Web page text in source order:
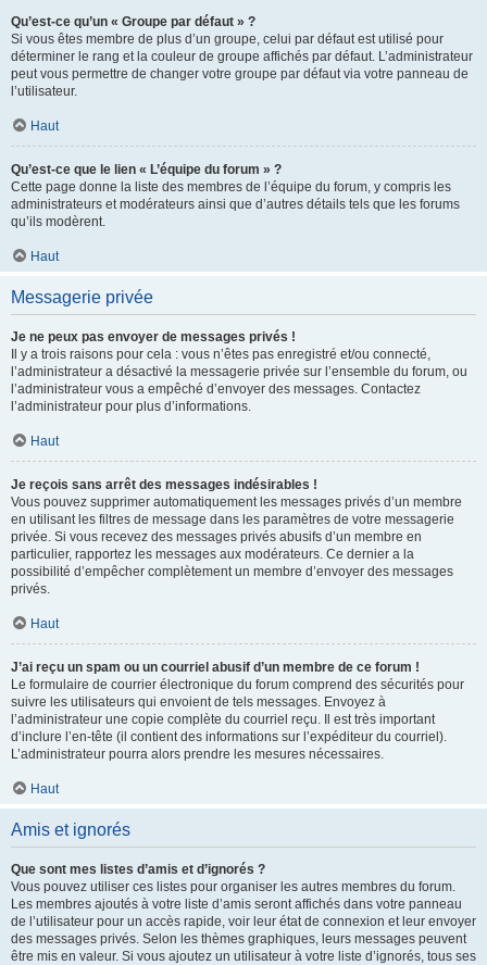
Qu’est-ce qu’un « Groupe par défaut » ?
Si vous êtes membre de plus d’un groupe, celui par défaut est utilisé pour
déterminer le rang et la couleur de groupe affichés par défaut. L’administrateur
peut vous permettre de changer votre groupe par défaut via votre panneau de
l’utilisateur.
Haut
Qu’est-ce que le lien « L’équipe du forum » ?
Cette page donne la liste des membres de l’équipe du forum, y compris les
administrateurs et modérateurs ainsi que d’autres détails tels que les forums
qu’ils modèrent.
Haut
Messagerie privée
Je ne peux pas envoyer de messages privés !
Il y a trois raisons pour cela : vous n’êtes pas enregistré et/ou connecté,
l’administrateur a désactivé la messagerie privée sur l’ensemble du forum, ou
l’administrateur vous a empêché d’envoyer des messages. Contactez
l’administrateur pour plus d’informations.
Haut
Je reçois sans arrêt des messages indésirables !
Vous pouvez supprimer automatiquement les messages privés d’un membre
en utilisant les filtres de message dans les paramètres de votre messagerie
privée. Si vous recevez des messages privés abusifs d’un membre en
particulier, rapportez les messages aux modérateurs. Ce dernier a la
possibilité d’empêcher complètement un membre d’envoyer des messages
privés.
Haut
J’ai reçu un spam ou un courriel abusif d’un membre de ce forum !
Le formulaire de courrier électronique du forum comprend des sécurités pour
suivre les utilisateurs qui envoient de tels messages. Envoyez à
l’administrateur une copie complète du courriel reçu. Il est très important
d’inclure l’en-tête (il contient des informations sur l’expéditeur du courriel).
L’administrateur pourra alors prendre les mesures nécessaires.
Haut
Amis et ignorés
Que sont mes listes d’amis et d’ignorés ?
Vous pouvez utiliser ces listes pour organiser les autres membres du forum.
Les membres ajoutés à votre liste d’amis seront affichés dans votre panneau
de l’utilisateur pour un accès rapide, voir leur état de connexion et leur envoyer
des messages privés. Selon les thèmes graphiques, leurs messages peuvent
être mis en valeur. Si vous ajoutez un utilisateur à votre liste d’ignorés, tous ses